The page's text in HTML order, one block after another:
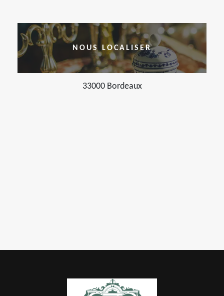
NOUS LOCALISER
33000 Bordeaux